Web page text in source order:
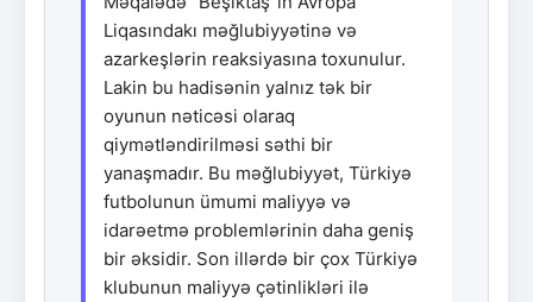
Liqasındakı məğlubiyyətinə və
azarkeşlərin reaksiyasına toxunulur.
Lakin bu hadisənin yalnız tək bir
oyunun nəticəsi olaraq
qiymətləndirilməsi səthi bir
yanaşmadır. Bu məğlubiyyət, Türkiyə
futbolunun ümumi maliyyə və
idarəetmə problemlərinin daha geniş
bir əksidir. Son illərdə bir çox Türkiyə
klubunun maliyyə çətinlikləri ilə